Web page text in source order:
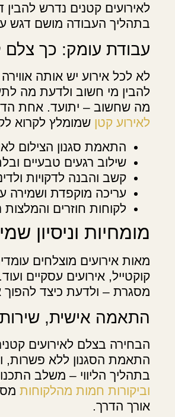
לאירועים קטנים נדרש להבין
בתהליך העבודה מושם דגש
עבודת עומק: כך צלם
לא לכל אירוע יש אותה
להבין מי חשוב ולדעת מה
מה שחשוב – יתועד. אחת
לאירוע קטן שמומלץ לקרוא
התאמת סגנון הצילום
שילוב רגעים טבעיים
קשב והבנה לדקויות
עריכה מוקפדת ושמירה
לקוחות חוזרים והמלצות
מומחיות וניסיון
מאות אירועים מוצלחים
קוקטייל, אירועים עסקיים
מסגרת – ולדעת כיצד
התאמה אישית, שירות
הבחירה בצלם לאירועים
התאמת הסגנון ללא פשרות,
בתהליך הליווי – משלב
וביקורות חמות מהלקוחות
אורך הדרך.